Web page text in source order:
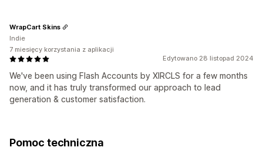
Edytowano 28 listopad 2024
We've been using Flash Accounts by XIRCLS for a few months
now, and it has truly transformed our approach to lead
generation & customer satisfaction.
WrapCart Skins
Indie
7 miesięcy korzystania z aplikacji
Pomoc techniczna